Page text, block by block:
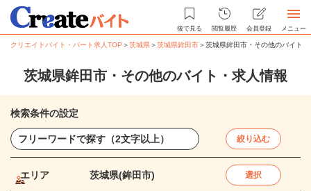
後で見る 閲覧履歴 会員登録 メニュー
クリエイトバイト・パート求人TOP ＞茨城県＞茨城県鉾田市＞茨城県鉾田市・その他のバイト
茨城県鉾田市・その他のバイト・求人情報
検索条件の設定
絞り込む
エリア 茨城県(鉾田市) 選択